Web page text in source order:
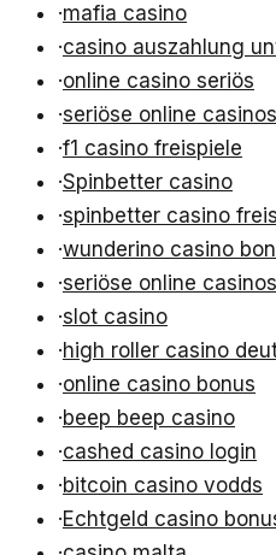
·mafia casino
·casino auszahlung
·online casino seriös
·seriöse online casinos
·f1 casino freispiele
·Spinbetter casino
·spinbetter casino
·wunderino casino
·seriöse online casinos
·slot casino
·high roller casino
·online casino bonus
·beep beep casino
·cashed casino login
·bitcoin casino vodds
·Echtgeld casino